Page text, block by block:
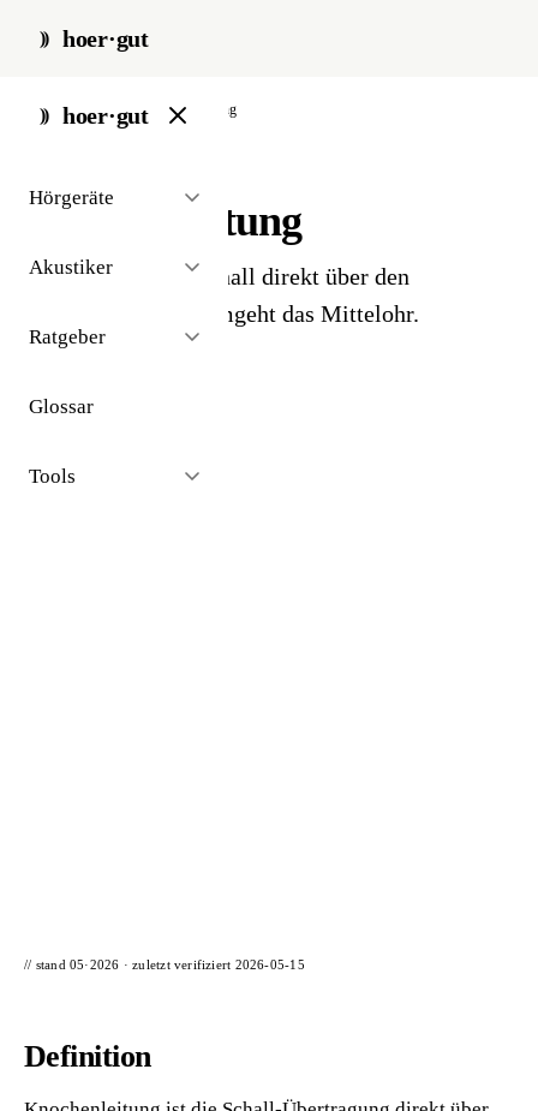
hoer·gut
hoer·gut
Hörgeräte
Akustiker
Ratgeber
Glossar
Tools
start / glossar / knochenleitung
Knochenleitung
Übertragung von Schall direkt über den
Schädelknochen - umgeht das Mittelohr.
// stand 05·2026 · zuletzt verifiziert 2026-05-15
Definition